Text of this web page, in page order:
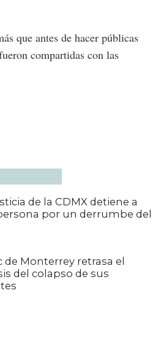
que antes de hacer públicas
compartidas con las
de la CDMX detiene a
por un derrumbe del
de Monterrey retrasa el
del colapso de sus